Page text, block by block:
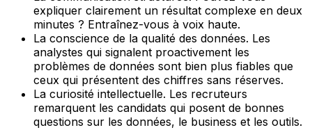
expliquer clairement un résultat complexe en deux
minutes ? Entraînez-vous à voix haute.
La conscience de la qualité des données. Les
analystes qui signalent proactivement les
problèmes de données sont bien plus fiables que
ceux qui présentent des chiffres sans réserves.
La curiosité intellectuelle. Les recruteurs
remarquent les candidats qui posent de bonnes
questions sur les données, le business et les outils.